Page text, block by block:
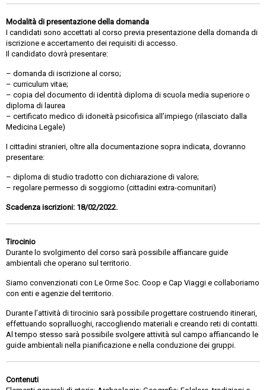
Modalità di presentazione della domanda
I candidati sono accettati al corso previa presentazione della domanda di
iscrizione e accertamento dei requisiti di accesso.
Il candidato dovrà presentare:
– domanda di iscrizione al corso;
– curriculum vitae;
– copia del documento di identità diploma di scuola media superiore o
diploma di laurea
– certificato medico di idoneità psicofisica all’impiego (rilasciato dalla
Medicina Legale)
I cittadini stranieri, oltre alla documentazione sopra indicata, dovranno
presentare:
– diploma di studio tradotto con dichiarazione di valore;
– regolare permesso di soggiorno (cittadini extra-comunitari)
Scadenza iscrizioni: 18/02/2022.
Tirocinio
Durante lo svolgimento del corso sarà possibile affiancare guide
ambientali che operano sul territorio.
Siamo convenzionati con Le Orme Soc. Coop e Cap Viaggi e collaboriamo
con enti e agenzie del territorio.
Durante l’attività di tirocinio sarà possibile progettare costruendo itinerari,
effettuando sopralluoghi, raccogliendo materiali e creando reti di contatti.
Al tempo stesso sarà possibile svolgere attività sul campo affiancando le
guide ambientali nella pianificazione e nella conduzione dei gruppi.
Contenuti